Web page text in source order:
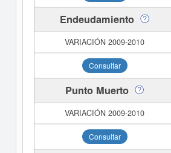
Endeudamiento
Consultar
Punto Muerto
Consultar